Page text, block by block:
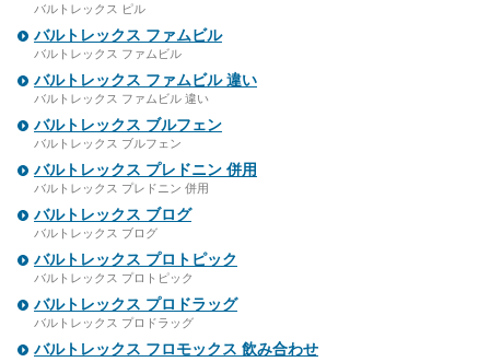
バルトレックス ピル
バルトレックス ファムビル
バルトレックス ファムビル
バルトレックス ファムビル 違い
バルトレックス ファムビル 違い
バルトレックス ブルフェン
バルトレックス ブルフェン
バルトレックス プレドニン 併用
バルトレックス プレドニン 併用
バルトレックス ブログ
バルトレックス ブログ
バルトレックス プロトピック
バルトレックス プロトピック
バルトレックス プロドラッグ
バルトレックス プロドラッグ
バルトレックス フロモックス 飲み合わせ